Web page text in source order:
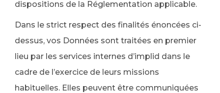
dispositions de la Réglementation applicable.
Dans le strict respect des finalités énoncées ci-
dessus, vos Données sont traitées en premier
lieu par les services internes d’implid dans le
cadre de l’exercice de leurs missions
habituelles. Elles peuvent être communiquées